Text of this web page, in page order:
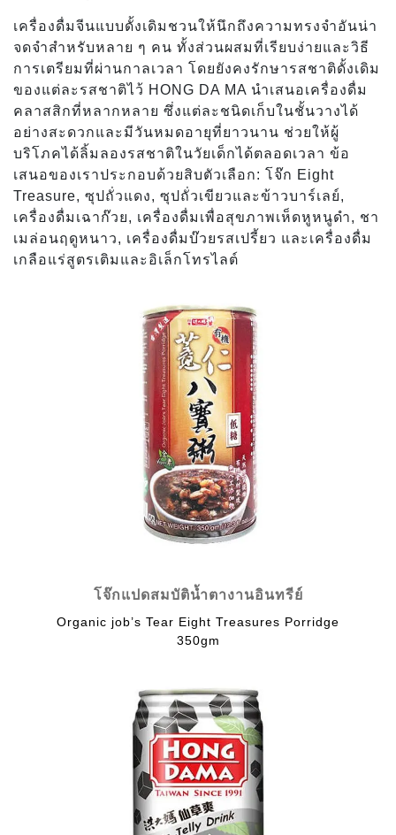
เครื่องดื่มจีนแบบดั้งเดิมชวนให้นึกถึงความทรงจำอันน่า
จดจำสำหรับหลาย ๆ คน ทั้งส่วนผสมที่เรียบง่ายและวิธี
การเตรียมที่ผ่านกาลเวลา โดยยังคงรักษารสชาติดั้งเดิม
ของแต่ละรสชาติไว้ HONG DA MA นำเสนอเครื่องดื่ม
คลาสสิกที่หลากหลาย ซึ่งแต่ละชนิดเก็บในชั้นวางได้
อย่างสะดวกและมีวันหมดอายุที่ยาวนาน ช่วยให้ผู้
บริโภคได้ลิ้มลองรสชาติในวัยเด็กได้ตลอดเวลา ข้อ
เสนอของเราประกอบด้วยสิบตัวเลือก: โจ๊ก Eight
Treasure, ซุปถั่วแดง, ซุปถั่วเขียวและข้าวบาร์เลย์,
เครื่องดื่มเฉาก๊วย, เครื่องดื่มเพื่อสุขภาพเห็ดหูหนูดำ, ชา
เมล่อนฤดูหนาว, เครื่องดื่มบ๊วยรสเปรี้ยว และเครื่องดื่ม
เกลือแร่สูตรเติมและอิเล็กโทรไลต์
โจ๊กแปดสมบัติน้ำตางานอินทรีย์
Organic job’s Tear Eight Treasures Porridge
350gm